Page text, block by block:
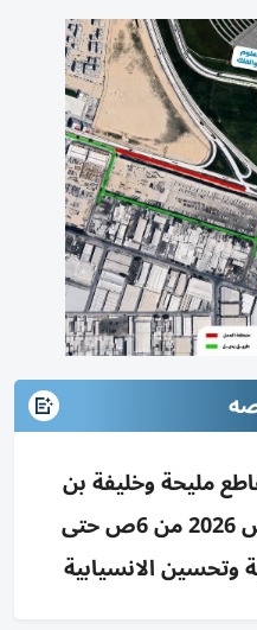
مليحة وخليفة بن
زايد بالشارقة 9 أغسطس 2026 من 6ص حتى